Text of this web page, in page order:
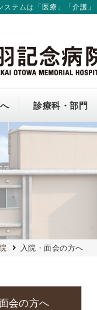
ステムは「医療」「介護
診療科・部門
あいさつ
ついて
負担軽減および処遇
域連携課）
方へ
入院・面会の方へ
会の方へ